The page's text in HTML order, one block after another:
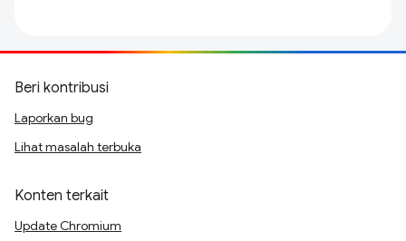
Beri kontribusi
Laporkan bug
Lihat masalah terbuka
Konten terkait
Update Chromium